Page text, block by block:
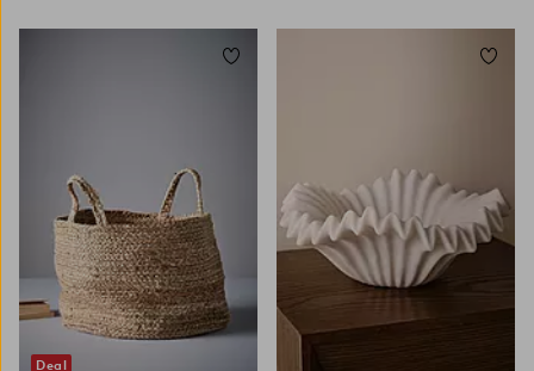
Deal
Lägg till i favoriter Lägg